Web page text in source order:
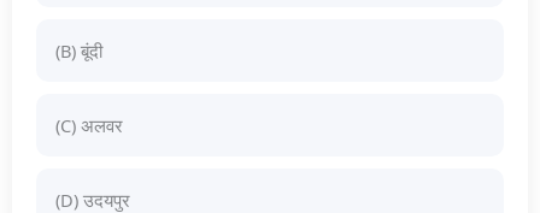
(B) बूंदी
(C) अलवर
(D) उदयपुर